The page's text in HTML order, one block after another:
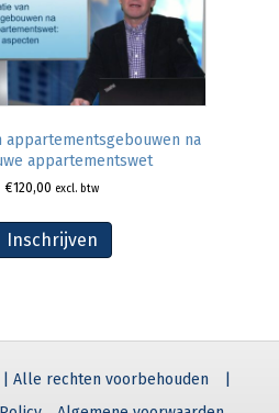
appartementsgebouwen na
appartementswet
€120,00 excl. btw
Inschrijven
Alle rechten voorbehouden